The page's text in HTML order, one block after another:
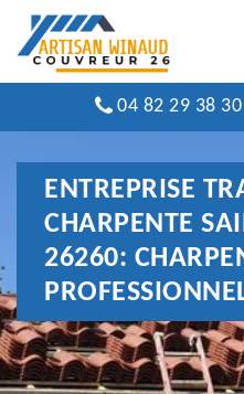
04 82 29 38 30
ENTREPRISE
CHARPENTE
26260: